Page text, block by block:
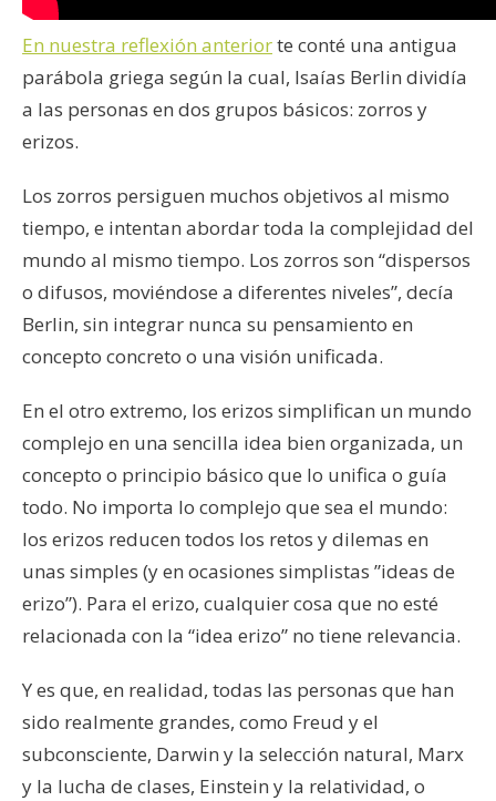
En nuestra reflexión anteriorte conté una antigua
parábola griega según la cual, Isaías Berlin dividía
a las personas en dos grupos básicos: zorros y
erizos.
Los zorros persiguen muchos objetivos al mismo
tiempo, e intentan abordar toda la complejidad del
mundo al mismo tiempo. Los zorros son “dispersos
o difusos, moviéndose a diferentes niveles”, decía
Berlin, sin integrar nunca su pensamiento en
concepto concreto o una visión unificada.
En el otro extremo, los erizos simplifican un mundo
complejo en una sencilla idea bien organizada, un
concepto o principio básico que lo unifica o guía
todo. No importa lo complejo que sea el mundo:
los erizos reducen todos los retos y dilemas en
unas simples (y en ocasiones simplistas ”ideas de
erizo”). Para el erizo, cualquier cosa que no esté
relacionada con la “idea erizo” no tiene relevancia.
Y es que, en realidad, todas las personas que han
sido realmente grandes, como Freud y el
subconsciente, Darwin y la selección natural, Marx
y la lucha de clases, Einstein y la relatividad, o